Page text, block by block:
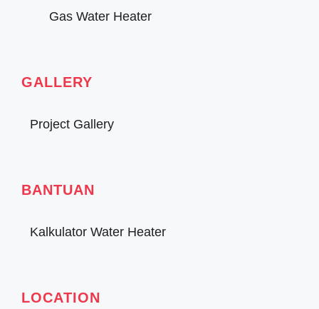
Gas Water Heater
GALLERY
Project Gallery
BANTUAN
Kalkulator Water Heater
LOCATION